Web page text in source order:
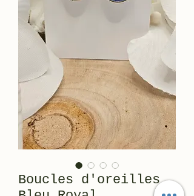
Boucles d'oreilles